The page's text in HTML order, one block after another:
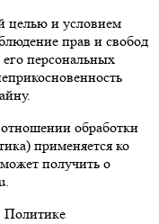
целью и условием
прав и свобод
персональных
обработки
применяется ко
получить о
Политике